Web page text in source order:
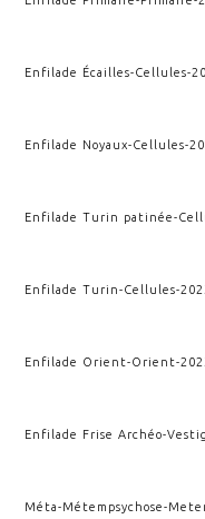
Enfilade Écailles-Cellules-
Enfilade Noyaux-Cellules-
Enfilade Turin patinée-
Enfilade Turin-Cellules-
Enfilade Orient-Orient-
Enfilade Frise Archéo-
Méta-Métempsychose-